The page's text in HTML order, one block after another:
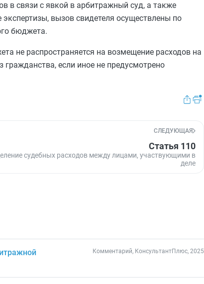
в связи с явкой в арбитражный суд, а также
вызов свидетеля осуществлены по
бюджета.
не распространяется на возмещение расходов на
если иное не предусмотрено
СЛЕДУЮЩАЯ
Статья 110
судебных расходов между лицами, участвующими в
деле
Комментарий, КонсультантПлюс, 2025